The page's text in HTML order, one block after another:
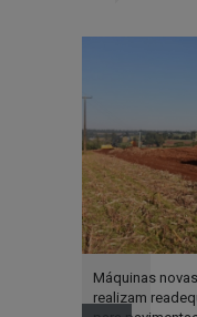
Máquinas novas
realizam